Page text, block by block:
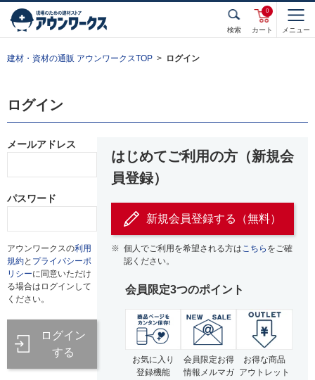
検索 カート
0
メニュー
建材・資材の通販 アウンワークスTOP ログイン
ログイン
メールアドレス
パスワード
アウンワークスの利用
規約と プライバシーポ
リシーに同意いただけ
る場合はログインして
ください。
ログイン
する
はじめてご利用の方（新規会
員登録）
新規会員登録する（無料）
※ 個人でご利用を希望される方はこちら をご確
認ください。
会員限定3つのポイント
お気に入り
登録機能
会員限定お得
情報メルマガ
お得な商品
アウトレット